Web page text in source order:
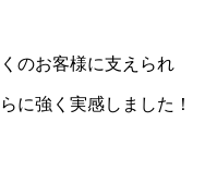
のお客様に支えられ
に強く実感しました！